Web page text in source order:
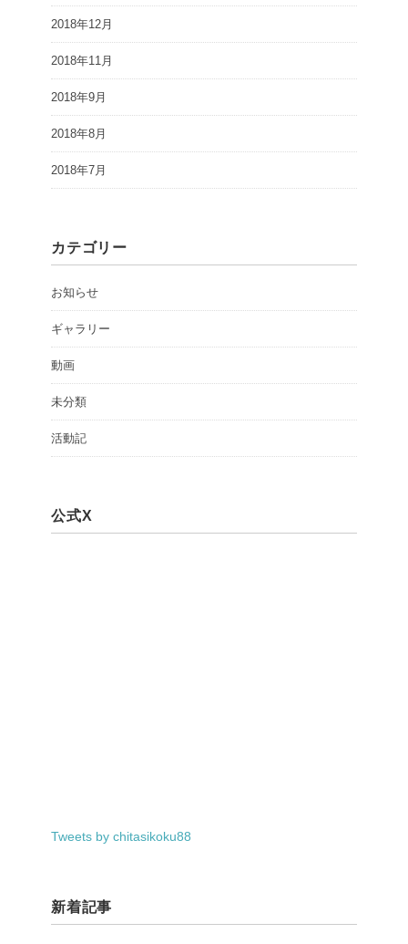
2018年12月
2018年11月
2018年9月
2018年8月
2018年7月
カテゴリー
お知らせ
ギャラリー
動画
未分類
活動記
公式X
Tweets by chitasikoku88
新着記事